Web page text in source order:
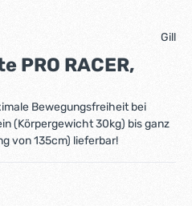
0 von 5 Sternen
Gill
PRO RACER,
Bewegungsfreiheit bei
(Körpergewicht 30kg) bis ganz
von 135cm) lieferbar!